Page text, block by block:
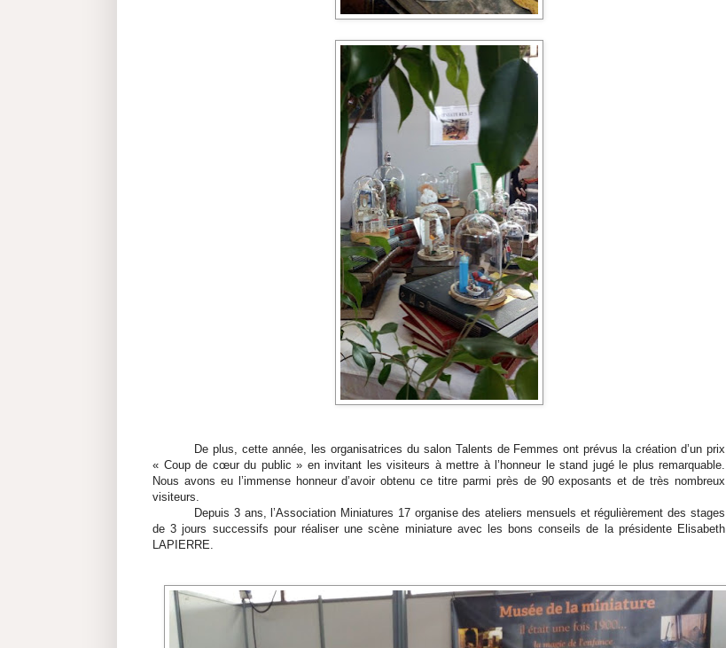
De plus, cette année, les organisatrices du salon Talents de Femmes ont prévus la création d’un prix
« Coup de cœur du public » en invitant les visiteurs à mettre à l’honneur le stand jugé le plus remarquable.
Nous avons eu l’immense honneur d’avoir obtenu ce titre parmi près de 90 exposants et de très nombreux
visiteurs.
Depuis 3 ans, l’Association Miniatures 17 organise des ateliers mensuels et régulièrement des stages
de 3 jours successifs pour réaliser une scène miniature avec les bons conseils de la présidente Elisabeth
LAPIERRE.